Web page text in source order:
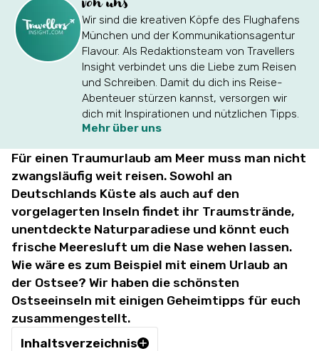
von uns
Wir sind die kreativen Köpfe des Flughafens
München und der Kommunikationsagentur
Flavour. Als Redaktionsteam von Travellers
Insight verbindet uns die Liebe zum Reisen
und Schreiben. Damit du dich ins Reise-
Abenteuer stürzen kannst, versorgen wir
dich mit Inspirationen und nützlichen Tipps.
Mehr über uns
Für einen Traumurlaub am Meer muss man nicht
zwangsläufig weit reisen. Sowohl an
Deutschlands Küste als auch auf den
vorgelagerten Inseln findet ihr Traumstrände,
unentdeckte Naturparadiese und könnt euch
frische Meeresluft um die Nase wehen lassen.
Wie wäre es zum Beispiel mit einem Urlaub an
der Ostsee? Wir haben die schönsten
Ostseeinseln mit einigen Geheimtipps für euch
zusammengestellt.
Inhaltsverzeichnis